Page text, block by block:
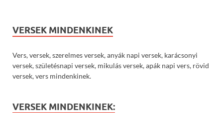
VERSEK MINDENKINEK
Vers, versek, szerelmes versek, anyák napi versek, karácsonyi
versek, születésnapi versek, mikulás versek, apák napi vers, rövid
versek, vers mindenkinek.
VERSEK MINDENKINEK: